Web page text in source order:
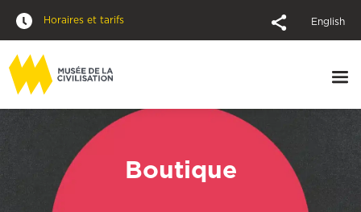
Horaires et tarifs English
Boutique